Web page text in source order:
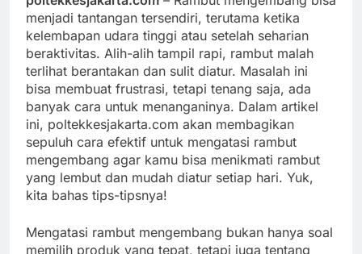
menjadi tantangan tersendiri, terutama ketika
kelembapan udara tinggi atau setelah seharian
beraktivitas. Alih-alih tampil rapi, rambut malah
terlihat berantakan dan sulit diatur. Masalah ini
bisa membuat frustrasi, tetapi tenang saja, ada
banyak cara untuk menanganinya. Dalam artikel
ini, poltekkesjakarta.com akan membagikan
sepuluh cara efektif untuk mengatasi rambut
mengembang agar kamu bisa menikmati rambut
yang lembut dan mudah diatur setiap hari. Yuk,
kita bahas tips-tipsnya!
Mengatasi rambut mengembang bukan hanya soal
memilih produk yang tepat, tetapi juga tentang